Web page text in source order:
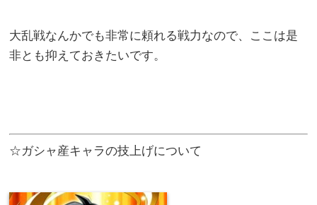
大乱戦なんかでも非常に頼れる戦力なので、ここは是
非とも抑えておきたいです。
☆ガシャ産キャラの技上げについて